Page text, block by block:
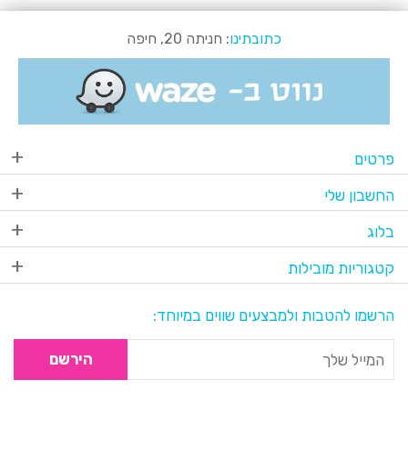
כתובתינו: חניתה 20, חיפה
פרטים
החשבון שלי
בלוג
קטגוריות מובילות
הרשמו להטבות ולמבצעים שווים במיוחד:
הירשם